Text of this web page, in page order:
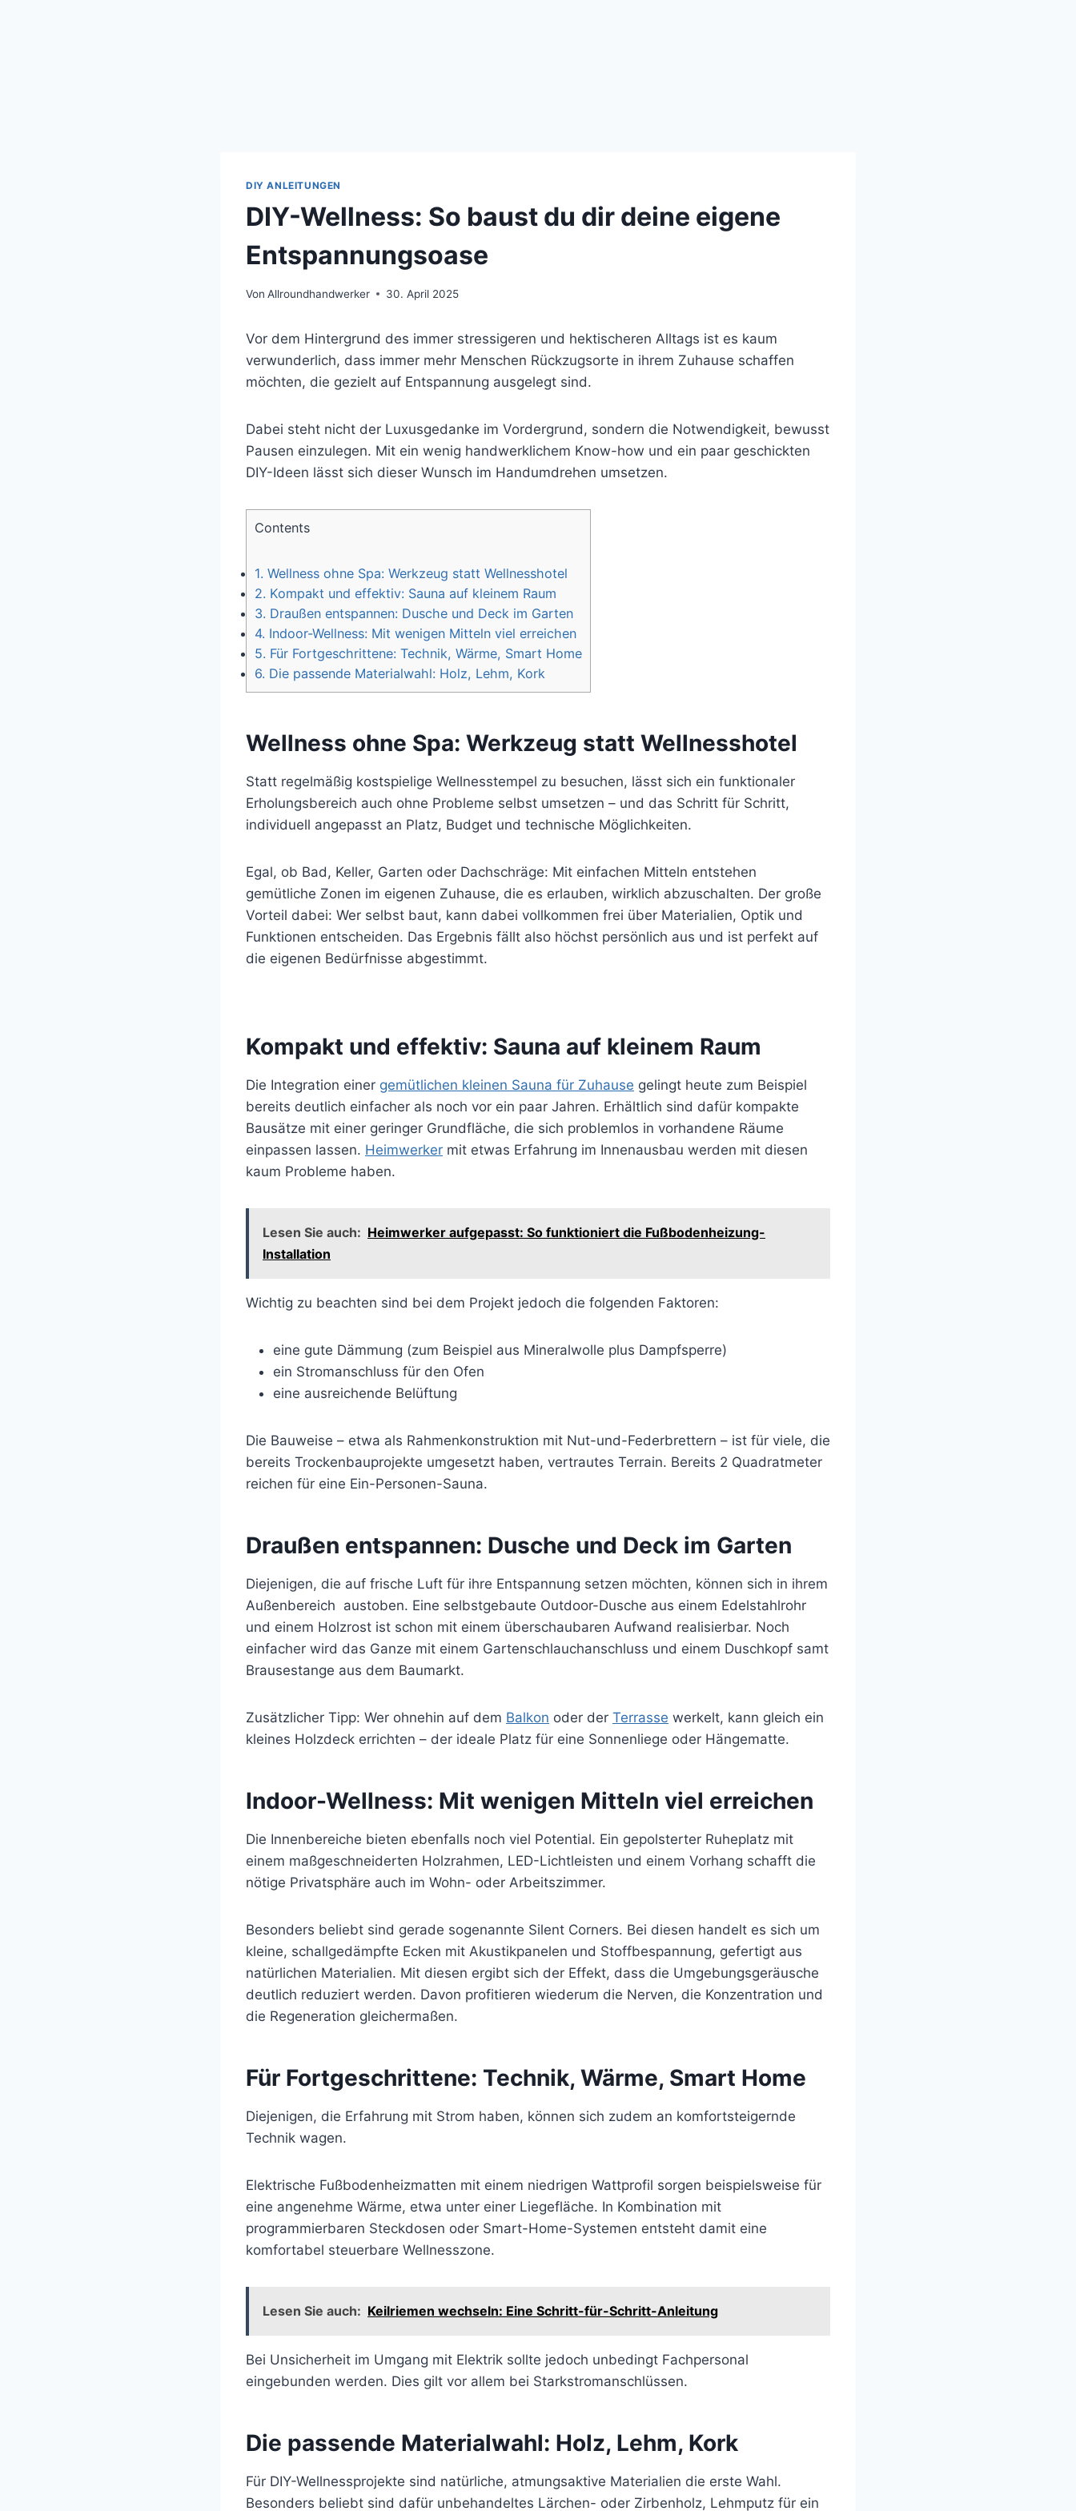
DIY ANLEITUNGEN
DIY-Wellness: So baust du dir deine eigene
Entspannungsoase
Von Allroundhandwerker 30. April 2025
Vor dem Hintergrund des immer stressigeren und hektischeren Alltags ist es kaum
verwunderlich, dass immer mehr Menschen Rückzugsorte in ihrem Zuhause schaffen
möchten, die gezielt auf Entspannung ausgelegt sind.
Dabei steht nicht der Luxusgedanke im Vordergrund, sondern die Notwendigkeit, bewusst
Pausen einzulegen. Mit ein wenig handwerklichem Know-how und ein paar geschickten
DIY-Ideen lässt sich dieser Wunsch im Handumdrehen umsetzen.
Contents
1. Wellness ohne Spa: Werkzeug statt Wellnesshotel
2. Kompakt und effektiv: Sauna auf kleinem Raum
3. Draußen entspannen: Dusche und Deck im Garten
4. Indoor-Wellness: Mit wenigen Mitteln viel erreichen
5. Für Fortgeschrittene: Technik, Wärme, Smart Home
6. Die passende Materialwahl: Holz, Lehm, Kork
Wellness ohne Spa: Werkzeug statt Wellnesshotel
Statt regelmäßig kostspielige Wellnesstempel zu besuchen, lässt sich ein funktionaler
Erholungsbereich auch ohne Probleme selbst umsetzen – und das Schritt für Schritt,
individuell angepasst an Platz, Budget und technische Möglichkeiten.
Egal, ob Bad, Keller, Garten oder Dachschräge: Mit einfachen Mitteln entstehen
gemütliche Zonen im eigenen Zuhause, die es erlauben, wirklich abzuschalten. Der große
Vorteil dabei: Wer selbst baut, kann dabei vollkommen frei über Materialien, Optik und
Funktionen entscheiden. Das Ergebnis fällt also höchst persönlich aus und ist perfekt auf
die eigenen Bedürfnisse abgestimmt.
Kompakt und effektiv: Sauna auf kleinem Raum
Die Integration einer gemütlichen kleinen Sauna für Zuhause gelingt heute zum Beispiel
bereits deutlich einfacher als noch vor ein paar Jahren. Erhältlich sind dafür kompakte
Bausätze mit einer geringer Grundfläche, die sich problemlos in vorhandene Räume
einpassen lassen. Heimwerker mit etwas Erfahrung im Innenausbau werden mit diesen
kaum Probleme haben.
Lesen Sie auch: Heimwerker aufgepasst: So funktioniert die Fußbodenheizung-
Installation
Wichtig zu beachten sind bei dem Projekt jedoch die folgenden Faktoren:
eine gute Dämmung (zum Beispiel aus Mineralwolle plus Dampfsperre)
ein Stromanschluss für den Ofen
eine ausreichende Belüftung
Die Bauweise – etwa als Rahmenkonstruktion mit Nut-und-Federbrettern – ist für viele, die
bereits Trockenbauprojekte umgesetzt haben, vertrautes Terrain. Bereits 2 Quadratmeter
reichen für eine Ein-Personen-Sauna.
Draußen entspannen: Dusche und Deck im Garten
Diejenigen, die auf frische Luft für ihre Entspannung setzen möchten, können sich in ihrem
Außenbereich austoben. Eine selbstgebaute Outdoor-Dusche aus einem Edelstahlrohr
und einem Holzrost ist schon mit einem überschaubaren Aufwand realisierbar. Noch
einfacher wird das Ganze mit einem Gartenschlauchanschluss und einem Duschkopf samt
Brausestange aus dem Baumarkt.
Zusätzlicher Tipp: Wer ohnehin auf dem Balkon oder der Terrasse werkelt, kann gleich ein
kleines Holzdeck errichten – der ideale Platz für eine Sonnenliege oder Hängematte.
Indoor-Wellness: Mit wenigen Mitteln viel erreichen
Die Innenbereiche bieten ebenfalls noch viel Potential. Ein gepolsterter Ruheplatz mit
einem maßgeschneiderten Holzrahmen, LED-Lichtleisten und einem Vorhang schafft die
nötige Privatsphäre auch im Wohn- oder Arbeitszimmer.
Besonders beliebt sind gerade sogenannte Silent Corners. Bei diesen handelt es sich um
kleine, schallgedämpfte Ecken mit Akustikpanelen und Stoffbespannung, gefertigt aus
natürlichen Materialien. Mit diesen ergibt sich der Effekt, dass die Umgebungsgeräusche
deutlich reduziert werden. Davon profitieren wiederum die Nerven, die Konzentration und
die Regeneration gleichermaßen.
Für Fortgeschrittene: Technik, Wärme, Smart Home
Diejenigen, die Erfahrung mit Strom haben, können sich zudem an komfortsteigernde
Technik wagen.
Elektrische Fußbodenheizmatten mit einem niedrigen Wattprofil sorgen beispielsweise für
eine angenehme Wärme, etwa unter einer Liegefläche. In Kombination mit
programmierbaren Steckdosen oder Smart-Home-Systemen entsteht damit eine
komfortabel steuerbare Wellnesszone.
Lesen Sie auch: Keilriemen wechseln: Eine Schritt-für-Schritt-Anleitung
Bei Unsicherheit im Umgang mit Elektrik sollte jedoch unbedingt Fachpersonal
eingebunden werden. Dies gilt vor allem bei Starkstromanschlüssen.
Die passende Materialwahl: Holz, Lehm, Kork
Für DIY-Wellnessprojekte sind natürliche, atmungsaktive Materialien die erste Wahl.
Besonders beliebt sind dafür unbehandeltes Lärchen- oder Zirbenholz, Lehmputz für ein